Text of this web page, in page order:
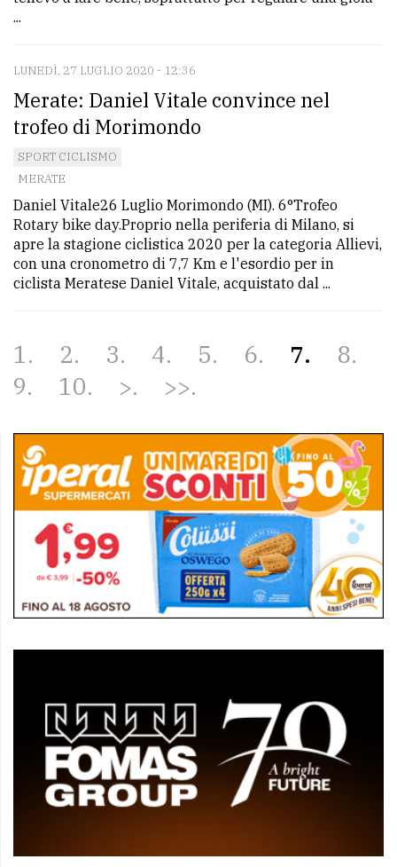
...
LUNEDÌ, 27 LUGLIO 2020 - 12:36
Merate: Daniel Vitale convince nel
trofeo di Morimondo
SPORT CICLISMO
MERATE
Daniel Vitale26 Luglio Morimondo (MI). 6°Trofeo
Rotary bike day.Proprio nella periferia di Milano, si
apre la stagione ciclistica 2020 per la categoria Allievi,
con una cronometro di 7,7 Km e l'esordio per in
ciclista Meratese Daniel Vitale, acquistato dal ...
1 2 3 4 5 6 7
8
9
10 > >>